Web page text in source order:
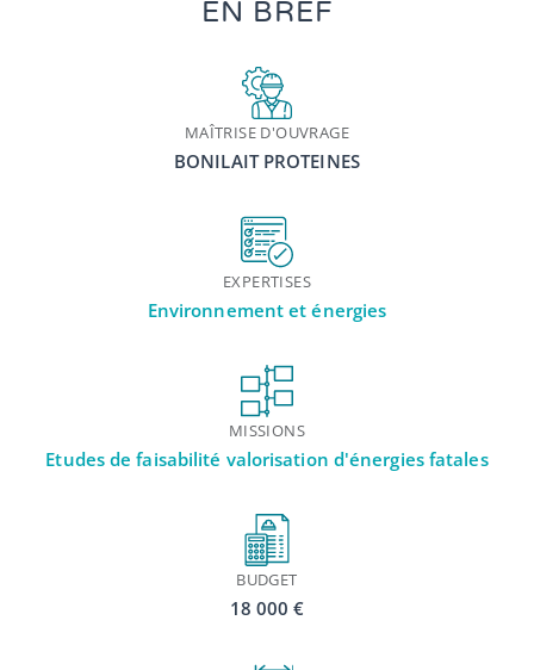
EN BREF
MAÎTRISE D'OUVRAGE
BONILAIT PROTEINES
EXPERTISES
Environnement et énergies
MISSIONS
Etudes de faisabilité valorisation d'énergies fatales
BUDGET
18 000 €